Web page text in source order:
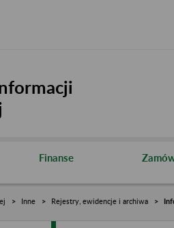
Finanse
Inne Rejestry, ewidencje i archiwa